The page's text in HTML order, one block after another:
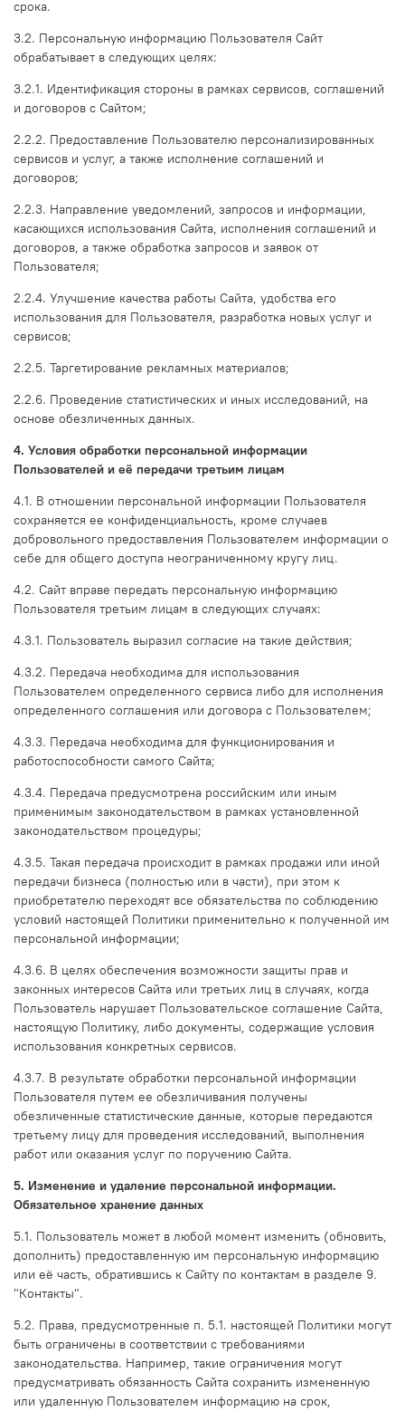
срока.
3.2. Персональную информацию Пользователя Сайт
обрабатывает в следующих целях:
3.2.1. Идентификация стороны в рамках сервисов, соглашений
и договоров с Сайтом;
2.2.2. Предоставление Пользователю персонализированных
сервисов и услуг, а также исполнение соглашений и
договоров;
2.2.3. Направление уведомлений, запросов и информации,
касающихся использования Сайта, исполнения соглашений и
договоров, а также обработка запросов и заявок от
Пользователя;
2.2.4. Улучшение качества работы Сайта, удобства его
использования для Пользователя, разработка новых услуг и
сервисов;
2.2.5. Таргетирование рекламных материалов;
2.2.6. Проведение статистических и иных исследований, на
основе обезличенных данных.
4. Условия обработки персональной информации
Пользователей и её передачи третьим лицам
4.1. В отношении персональной информации Пользователя
сохраняется ее конфиденциальность, кроме случаев
добровольного предоставления Пользователем информации о
себе для общего доступа неограниченному кругу лиц.
4.2. Сайт вправе передать персональную информацию
Пользователя третьим лицам в следующих случаях:
4.3.1. Пользователь выразил согласие на такие действия;
4.3.2. Передача необходима для использования
Пользователем определенного сервиса либо для исполнения
определенного соглашения или договора с Пользователем;
4.3.3. Передача необходима для функционирования и
работоспособности самого Сайта;
4.3.4. Передача предусмотрена российским или иным
применимым законодательством в рамках установленной
законодательством процедуры;
4.3.5. Такая передача происходит в рамках продажи или иной
передачи бизнеса (полностью или в части), при этом к
приобретателю переходят все обязательства по соблюдению
условий настоящей Политики применительно к полученной им
персональной информации;
4.3.6. В целях обеспечения возможности защиты прав и
законных интересов Сайта или третьих лиц в случаях, когда
Пользователь нарушает Пользовательское соглашение Сайта,
настоящую Политику, либо документы, содержащие условия
использования конкретных сервисов.
4.3.7. В результате обработки персональной информации
Пользователя путем ее обезличивания получены
обезличенные статистические данные, которые передаются
третьему лицу для проведения исследований, выполнения
работ или оказания услуг по поручению Сайта.
5. Изменение и удаление персональной информации.
Обязательное хранение данных
5.1. Пользователь может в любой момент изменить (обновить,
дополнить) предоставленную им персональную информацию
или её часть, обратившись к Сайту по контактам в разделе 9.
"Контакты".
5.2. Права, предусмотренные п. 5.1. настоящей Политики могут
быть ограничены в соответствии с требованиями
законодательства. Например, такие ограничения могут
предусматривать обязанность Сайта сохранить измененную
или удаленную Пользователем информацию на срок,